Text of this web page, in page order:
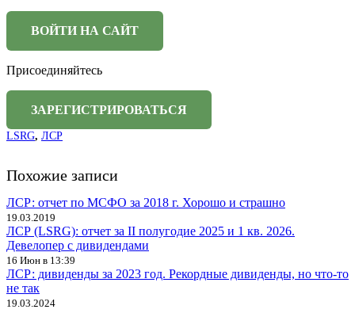
Присоединяйтесь
LSRG, ЛСР
Похожие записи
ЛСР: отчет по МСФО за 2018 г. Хорошо и страшно
19.03.2019
ЛСР (LSRG): отчет за II полугодие 2025 и 1 кв. 2026.
Девелопер с дивидендами
16 Июн в 13:39
ЛСР: дивиденды за 2023 год. Рекордные дивиденды, но что-то
не так
19.03.2024